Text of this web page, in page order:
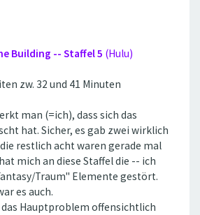
Building -- Staffel 5 (Hulu)
zw. 32 und 41 Minuten
man (=ich), dass sich das
hat. Sicher, es gab zwei wirklich
restlich acht waren gerade mal
mich an diese Staffel die -- ich
Traum'' Elemente gestört.
es auch.
das Hauptproblem offensichtlich